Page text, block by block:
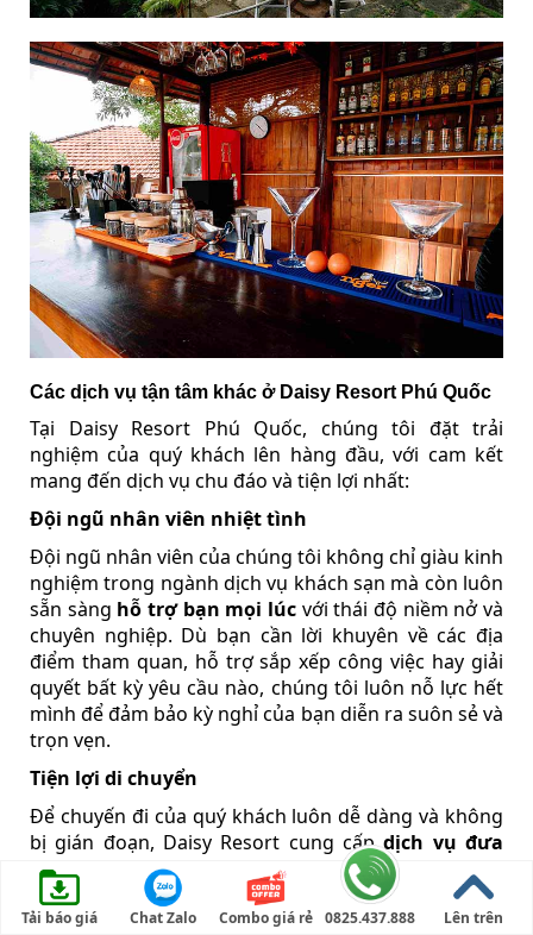
Các dịch vụ tận tâm khác ở Daisy Resort Phú Quốc
Tại Daisy Resort Phú Quốc, chúng tôi đặt trải
nghiệm của quý khách lên hàng đầu, với cam kết
mang đến dịch vụ chu đáo và tiện lợi nhất:
Đội ngũ nhân viên nhiệt tình
Đội ngũ nhân viên của chúng tôi không chỉ giàu kinh
nghiệm trong ngành dịch vụ khách sạn mà còn luôn
sẵn sàng hỗ trợ bạn mọi lúc với thái độ niềm nở và
chuyên nghiệp. Dù bạn cần lời khuyên về các địa
điểm tham quan, hỗ trợ sắp xếp công việc hay giải
quyết bất kỳ yêu cầu nào, chúng tôi luôn nỗ lực hết
mình để đảm bảo kỳ nghỉ của bạn diễn ra suôn sẻ và
trọn vẹn.
Tiện lợi di chuyển
Để chuyến đi của quý khách luôn dễ dàng và không
bị gián đoạn, Daisy Resort cung cấpdịch vụ đưa
đón sân baytiện lợi, giúp bạn an tâm ngay từ khi
đặt chân đến đảo ngọc. Ngoài ra, nhằm tạo điều
kiện cho quý khách tự do khám phá mọi ngóc ngách
Tải báo giá Chat Zalo Combo giá rẻ 0825.437.888 Lên trên